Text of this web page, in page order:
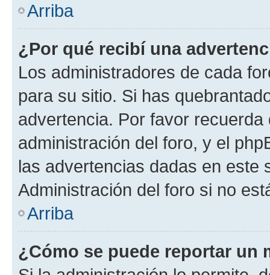
Arriba
¿Por qué recibí una
Los administradores de cada
para su sitio. Si has
advertencia. Por favor
administración del foro, y el
las advertencias dadas en este
Administración del foro si no
Arriba
¿Cómo se puede reportar un